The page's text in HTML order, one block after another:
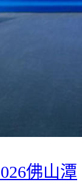
佛山潭